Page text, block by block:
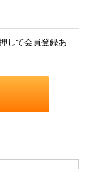
して会員登録あ